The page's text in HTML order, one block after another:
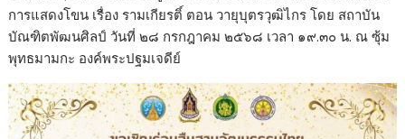
การแสดงโขน เรื่อง รามเกียรติ์ ตอน วายุบุตรวุฒิไกร โดย สถาบัน
บัณฑิตพัฒนศิลป์ วันที่ ๒๘ กรกฎาคม ๒๕๖๘ เวลา ๑๙.๓๐ น. ณ ซุ้ม
พุทธมามกะ องค์พระปฐมเจดีย์